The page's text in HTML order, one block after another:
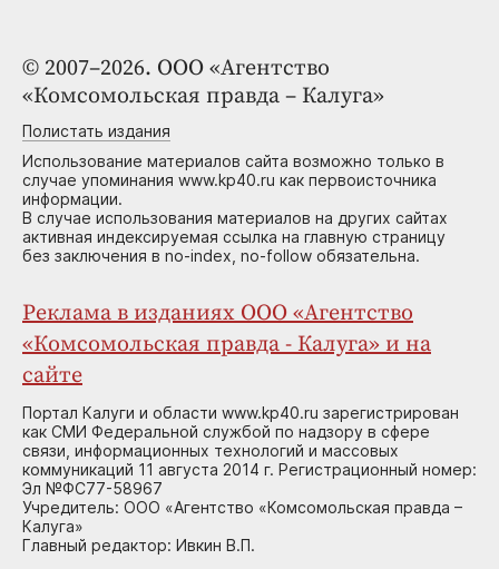
© 2007–2026. ООО «Агентство
«Комсомольская правда – Калуга»
Полистать издания
Использование материалов сайта возможно только в
случае упоминания www.kp40.ru как первоисточника
информации.
В случае использования материалов на других сайтах
активная индексируемая ссылка на главную страницу
без заключения в no-index, no-follow обязательна.
Реклама в изданиях ООО «Агентство
«Комсомольская правда - Калуга» и на
сайте
Портал Калуги и области www.kp40.ru зарегистрирован
как СМИ Федеральной службой по надзору в сфере
связи, информационных технологий и массовых
коммуникаций 11 августа 2014 г. Регистрационный номер:
Эл №ФС77-58967
Учредитель: ООО «Агентство «Комсомольская правда –
Калуга»
Главный редактор: Ивкин В.П.